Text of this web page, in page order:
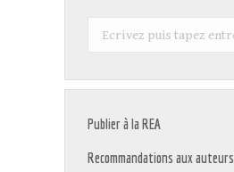
Recherche
Publier à la REA
Recommandations aux auteurs